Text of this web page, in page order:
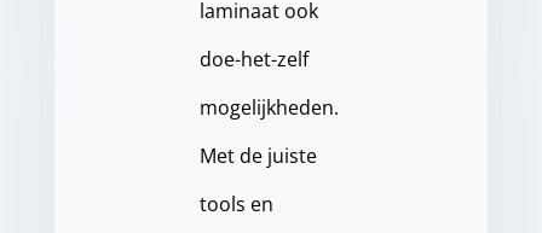
laminaat ook
doe-het-zelf
mogelijkheden.
Met de juiste
tools en